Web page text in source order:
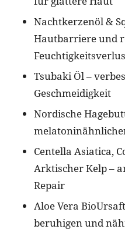
Nachtkerzenöl &
Hautbarriere und
Tsubaki Öl –
Geschmeidigkeit
Nordische
Centella Asiatica,
Arktischer Kelp –
Repair
Aloe Vera
beruhigen und